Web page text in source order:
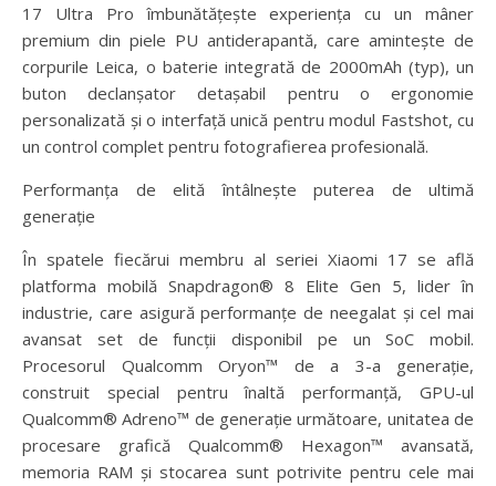
17 Ultra Pro îmbunătățește experiența cu un mâner
premium din piele PU antiderapantă, care amintește de
corpurile Leica, o baterie integrată de 2000mAh (typ), un
buton declanșator detașabil pentru o ergonomie
personalizată și o interfață unică pentru modul Fastshot, cu
un control complet pentru fotografierea profesională.
Performanța de elită întâlnește puterea de ultimă
generație
În spatele fiecărui membru al seriei Xiaomi 17 se află
platforma mobilă Snapdragon® 8 Elite Gen 5, lider în
industrie, care asigură performanțe de neegalat și cel mai
avansat set de funcții disponibil pe un SoC mobil.
Procesorul Qualcomm Oryon™ de a 3-a generație,
construit special pentru înaltă performanță, GPU-ul
Qualcomm® Adreno™ de generație următoare, unitatea de
procesare grafică Qualcomm® Hexagon™ avansată,
memoria RAM și stocarea sunt potrivite pentru cele mai